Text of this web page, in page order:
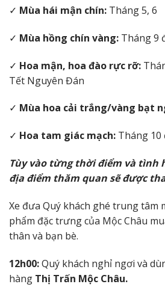
✓ Mùa hái mận chín: Tháng 5, 6
✓ Mùa hồng chín vàng: Tháng 9
✓ Hoa mận, hoa đào rực rỡ:
Tết Nguyên Đán
✓ Mùa hoa cải trắng/vàng bạt
✓ Hoa tam giác mạch: Tháng 10
Tùy vào từng thời điểm và tình
địa điểm thăm quan sẽ được
Xe đưa Quý khách ghé trung tâm
phẩm đặc trưng của Mộc Châu
thân và bạn bè.
12h00:Quý khách nghỉ ngơi và
hàng Thị Trấn Mộc Châu.